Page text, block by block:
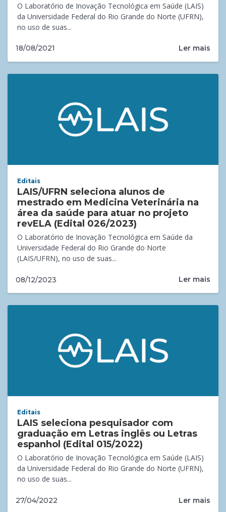
O Laboratório de Inovação Tecnológica em Saúde (LAIS)
da Universidade Federal do Rio Grande do Norte (UFRN),
no uso de suas...
18/08/2021 Ler mais
Editais
LAIS/UFRN seleciona alunos de
mestrado em Medicina Veterinária na
área da saúde para atuar no projeto
revELA (Edital 026/2023)
O Laboratório de Inovação Tecnológica em Saúde da
Universidade Federal do Rio Grande do Norte
(LAIS/UFRN), no uso de suas...
08/12/2023 Ler mais
Editais
LAIS seleciona pesquisador com
graduação em Letras inglês ou Letras
espanhol (Edital 015/2022)
O Laboratório de Inovação Tecnológica em Saúde (LAIS)
da Universidade Federal do Rio Grande do Norte (UFRN),
no uso de suas...
27/04/2022 Ler mais